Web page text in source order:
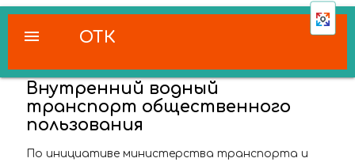
ОТК
menu
Внутренний водный
транспорт общественного
пользования
По инициативе министерства транспорта и